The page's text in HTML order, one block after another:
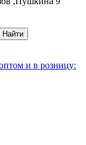
Найти
и в розницу: